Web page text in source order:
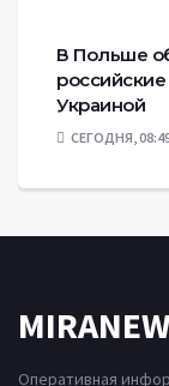
В Польше
Украиной
СЕГОДНЯ,
Оперативная